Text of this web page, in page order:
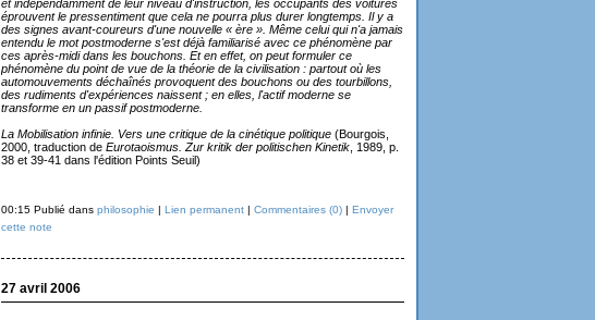
et indépendamment de leur niveau d'instruction, les occupants des voitures
éprouvent le pressentiment que cela ne pourra plus durer longtemps. Il y a
des signes avant-coureurs d'une nouvelle « ère ». Même celui qui n'a jamais
entendu le mot postmoderne s'est déjà familiarisé avec ce phénomène par
ces après-midi dans les bouchons. Et en effet, on peut formuler ce
phénomène du point de vue de la théorie de la civilisation : partout où les
automouvements déchaînés provoquent des bouchons ou des tourbillons,
des rudiments d'expériences naissent ; en elles, l'actif moderne se
transforme en un passif postmoderne.
La Mobilisation infinie. Vers une critique de la cinétique politique(Bourgois,
2000, traduction de Eurotaoismus. Zur kritik der politischen Kinetik, 1989, p.
38 et 39-41 dans l'édition Points Seuil)
00:15 Publié dans philosophie | Lien permanent| Commentaires (0)| Envoyer
cette note
27 avril 2006